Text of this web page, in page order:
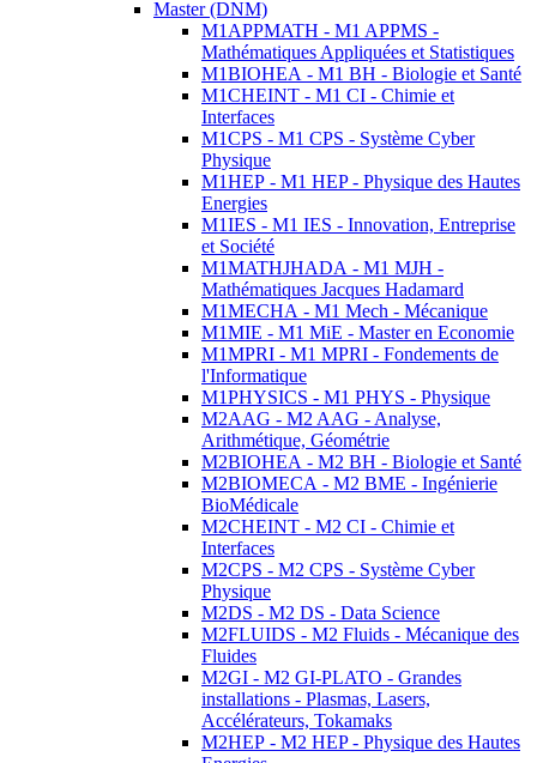
Master (DNM)
M1APPMATH - M1 APPMS -
Mathématiques Appliquées et Statistiques
M1BIOHEA - M1 BH - Biologie et Santé
M1CHEINT - M1 CI - Chimie et
Interfaces
M1CPS - M1 CPS - Système Cyber
Physique
M1HEP - M1 HEP - Physique des Hautes
Energies
M1IES - M1 IES - Innovation, Entreprise
et Société
M1MATHJHADA - M1 MJH -
Mathématiques Jacques Hadamard
M1MECHA - M1 Mech - Mécanique
M1MIE - M1 MiE - Master en Economie
M1MPRI - M1 MPRI - Fondements de
l'Informatique
M1PHYSICS - M1 PHYS - Physique
M2AAG - M2 AAG - Analyse,
Arithmétique, Géométrie
M2BIOHEA - M2 BH - Biologie et Santé
M2BIOMECA - M2 BME - Ingénierie
BioMédicale
M2CHEINT - M2 CI - Chimie et
Interfaces
M2CPS - M2 CPS - Système Cyber
Physique
M2DS - M2 DS - Data Science
M2FLUIDS - M2 Fluids - Mécanique des
Fluides
M2GI - M2 GI-PLATO - Grandes
installations - Plasmas, Lasers,
Accélérateurs, Tokamaks
M2HEP - M2 HEP - Physique des Hautes